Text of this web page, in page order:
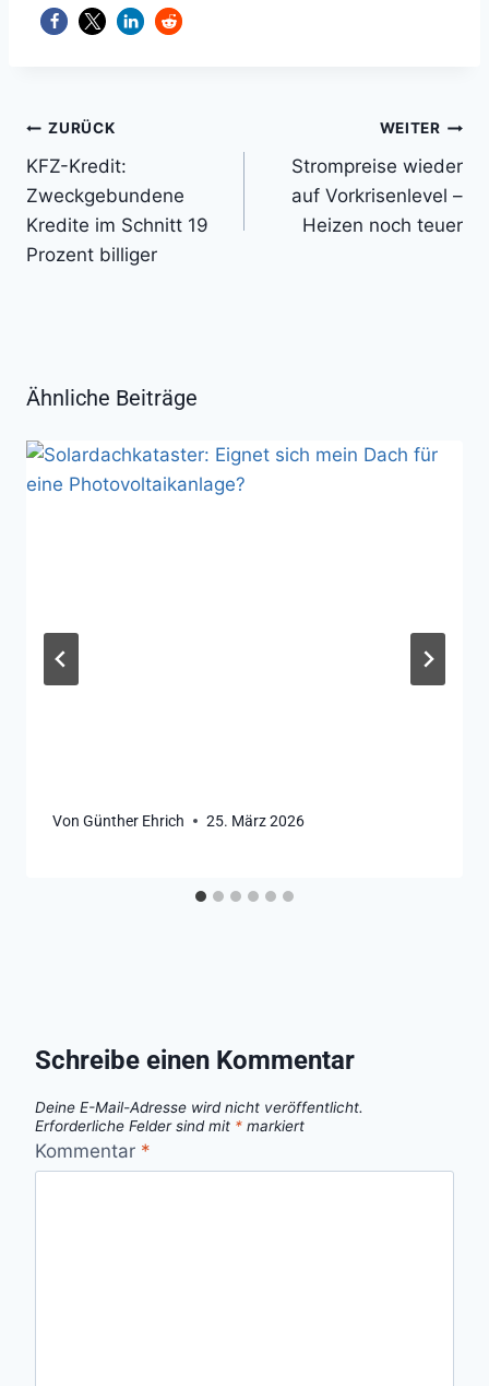
Beitragsnavigation
ZURÜCK
KFZ-Kredit:
Zweckgebundene
Kredite im Schnitt 19
Prozent billiger
WEITER
Strompreise wieder
auf Vorkrisenlevel –
Heizen noch teuer
Ähnliche Beiträge
Von Günther Ehrich 25. März 2026
Schreibe einen Kommentar
Deine E-Mail-Adresse wird nicht veröffentlicht.
Erforderliche Felder sind mit * markiert
Kommentar *